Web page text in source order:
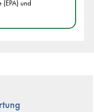
und